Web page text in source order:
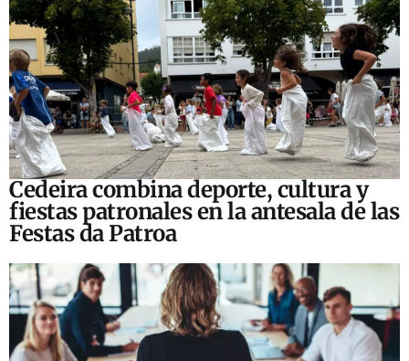
Cedeira combina deporte, cultura y
fiestas patronales en la antesala de las
Festas da Patroa